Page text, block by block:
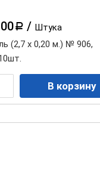
a / Штука
(2,7 х 0,20 м.) № 906,